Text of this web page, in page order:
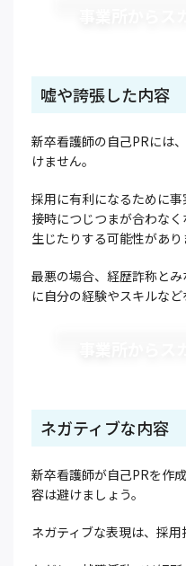
嘘や誇張した内容
新卒看護師の自己PRには
けません。
採用に有利になるために
接時につじつまが合わな
生じたりする可能性があり
最悪の場合、経歴詐称と
に自分の経験やスキルなど
ネガティブな内容
新卒看護師が自己PRを作
容は避けましょう。
ネガティブな表現は、採用